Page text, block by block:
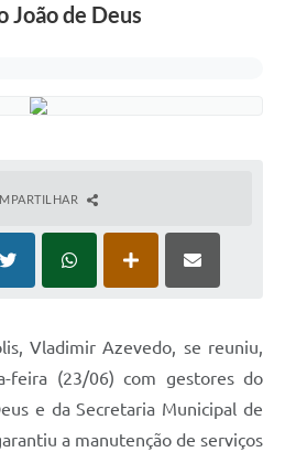
João de Deus
Vladimir Azevedo, se reuniu,
feira (23/06) com gestores do
e da Secretaria Municipal de
a manutenção de serviços